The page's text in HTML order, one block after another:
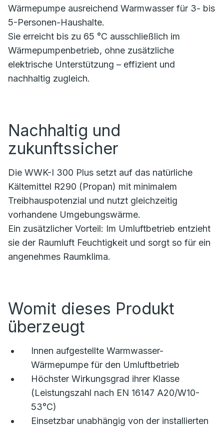
Wärmepumpe ausreichend Warmwasser für 3- bis
5-Personen-Haushalte.
Sie erreicht bis zu 65 °C ausschließlich im
Wärmepumpenbetrieb, ohne zusätzliche
elektrische Unterstützung – effizient und
nachhaltig zugleich.
Nachhaltig und
zukunftssicher
Die WWK-I 300 Plus setzt auf das natürliche
Kältemittel R290 (Propan) mit minimalem
Treibhauspotenzial und nutzt gleichzeitig
vorhandene Umgebungswärme.
Ein zusätzlicher Vorteil: Im Umluftbetrieb entzieht
sie der Raumluft Feuchtigkeit und sorgt so für ein
angenehmes Raumklima.
Womit dieses Produkt
überzeugt
Innen aufgestellte Warmwasser-
Wärmepumpe für den Umluftbetrieb
Höchster Wirkungsgrad ihrer Klasse
(Leistungszahl nach EN 16147 A20/W10-
53°C)
Einsetzbar unabhängig von der installierten